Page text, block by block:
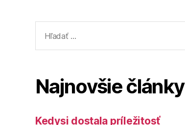
Najnovšie články
Kedysi dostala príležitosť